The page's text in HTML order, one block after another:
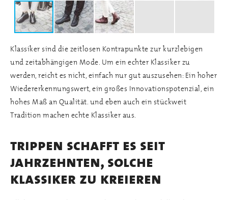
Klassiker sind die zeitlosen Kontrapunkte zur kurzlebigen
und zeitabhängigen Mode. Um ein echter Klassiker zu
werden, reicht es nicht, einfach nur gut auszusehen: Ein hoher
Wiedererkennungswert, ein großes Innovationspotenzial, ein
hohes Maß an Qualität. und eben auch ein stückweit
Tradition machen echte Klassiker aus.
trippen schafft es seit
jahrzehnten, solche
klassiker zu kreieren